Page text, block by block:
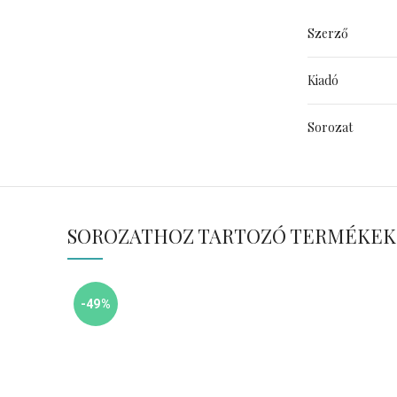
Szerző
Kiadó
Sorozat
SOROZATHOZ TARTOZÓ TERMÉKEK
-49%